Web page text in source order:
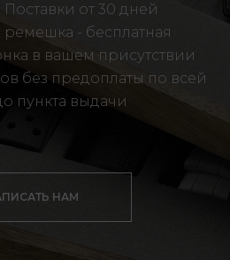
от 30 дней
- бесплатная
в вашем присутствии
без предоплаты по всей
пункта выдачи
НАМ